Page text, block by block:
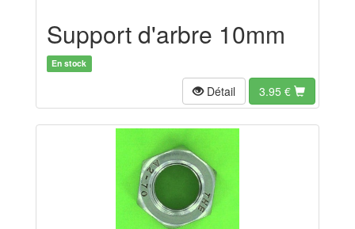
Support d'arbre 10mm
En stock
Détail 3.95 €